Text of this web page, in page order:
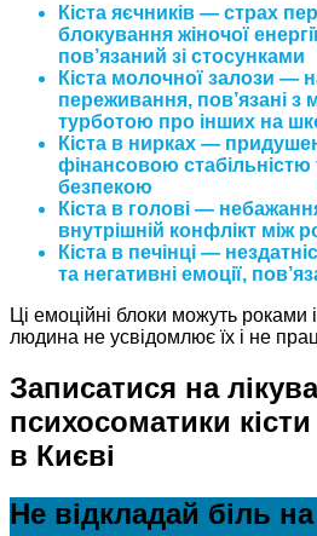
Кіста яєчників — страх
блокування жіночої
пов’язаний зі стосунками
Кіста молочної залози —
переживання, пов’язані з
турботою про інших на
Кіста в нирках —
фінансовою
безпекою
Кіста в голові —
внутрішній конфлікт між
Кіста в печінці —
та негативні емоції,
Ці емоційні блоки можуть роками
людина не усвідомлює їх і не
Записатися на
психосоматики
в Києві
Не відкладай біль